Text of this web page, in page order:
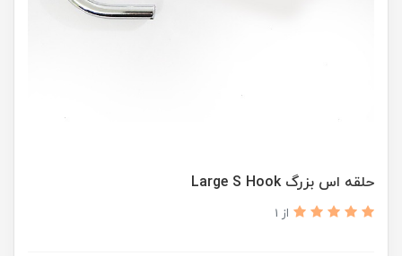
حلقه اس بزرگ Large S Hook
از 1